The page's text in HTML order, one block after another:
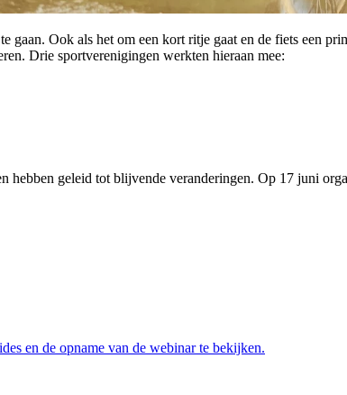
gaan. Ook als het om een kort ritje gaat en de fiets een
Drie sportverenigingen werkten hieraan mee:
hebben geleid tot blijvende veranderingen. Op 17 juni
en de opname van de webinar te bekijken.